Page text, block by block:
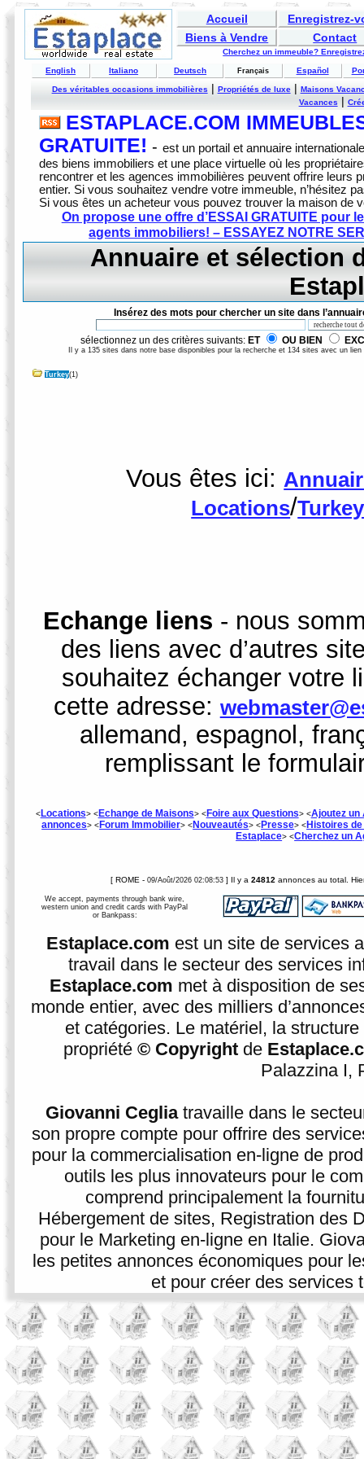
Accueil
Enregistrez-
Biens à Vendre
Contact
Cherchez un immeuble?
English Italiano Deutsch Français Español
Des véritables occasions immobilières| Propriétés de luxe| Maisons
Vacances |
ESTAPLACE.COM
GRATUITE! -est un portail et annuaire
des biens immobiliers et une place virtuelle où les
rencontrer et les agences immobilières peuvent offrire leurs
entier. Si vous souhaitez vendre votre immeuble, n’hésitez
Si vous êtes un acheteur vous pouvez trouver la maison de
On propose une offre d’ESSAI GRATUITE pour
agents immobiliers! – ESSAYEZ NOTRE
Annuaire et sélection
Insérez des mots pour chercher un site dans
sélectionnez un des critères suivants: ET OU BIEN
Il y a 135 sites dans notre base disponibles pour la recherche et 134 sites avec un lien
Turkey(1)
Vous êtes ici:
Locations/
Echange liens - nous
des liens avec d’autres
souhaitez échanger votre
cette adresse:
allemand, espagnol,
remplissant le
<Locations> <Echange de Maisons> <Foire aux Questions> <Ajoutez un
annonces> <Forum Immobilier> <Nouveautés> <Presse> <Histoires
Estaplace> <Cherchez un
[ ROME - 09/Août/2026 02:08:53 ] Il y a 24812 annonces au total.
We accept, payments through bank wire,
western union and credit cards with PayPal
or Bankpass:
Estaplace.com est un site de services
travail dans le secteur des services
Estaplace.com met à disposition de
monde entier, avec des milliers
et catégories. Le matériel, la
propriété © Copyrightde
Palazzina I,
Giovanni Ceglia travaille dans le
son propre compte pour offrire des
pour la commercialisation en-ligne de
outils les plus innovateurs pour le
comprend principalement la
Hébergement de sites, Registration des
pour le Marketing en-ligne en Italie.
les petites annonces économiques pour
et pour créer des services